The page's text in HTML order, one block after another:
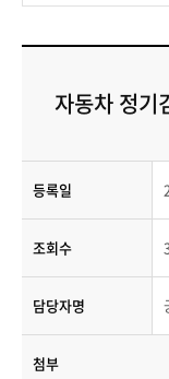
자동차 정기
등록일
조회수
담당자명
첨부